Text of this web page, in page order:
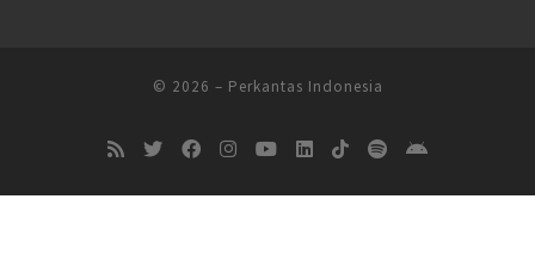
© 2026 – Perkantas Indonesia